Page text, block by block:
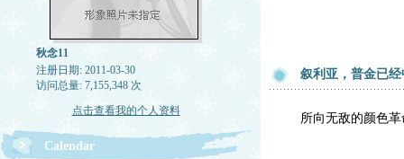
秋念11
注册日期: 2011-03-30
访问总量: 7,155,348 次
点击查看我的个人资料
Calendar
叙利亚，普金已经
所向无敌的颜色